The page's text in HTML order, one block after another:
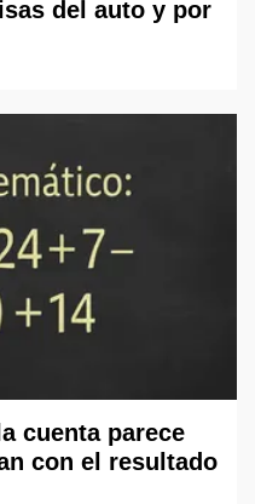
del auto y por
cuenta parece
con el resultado